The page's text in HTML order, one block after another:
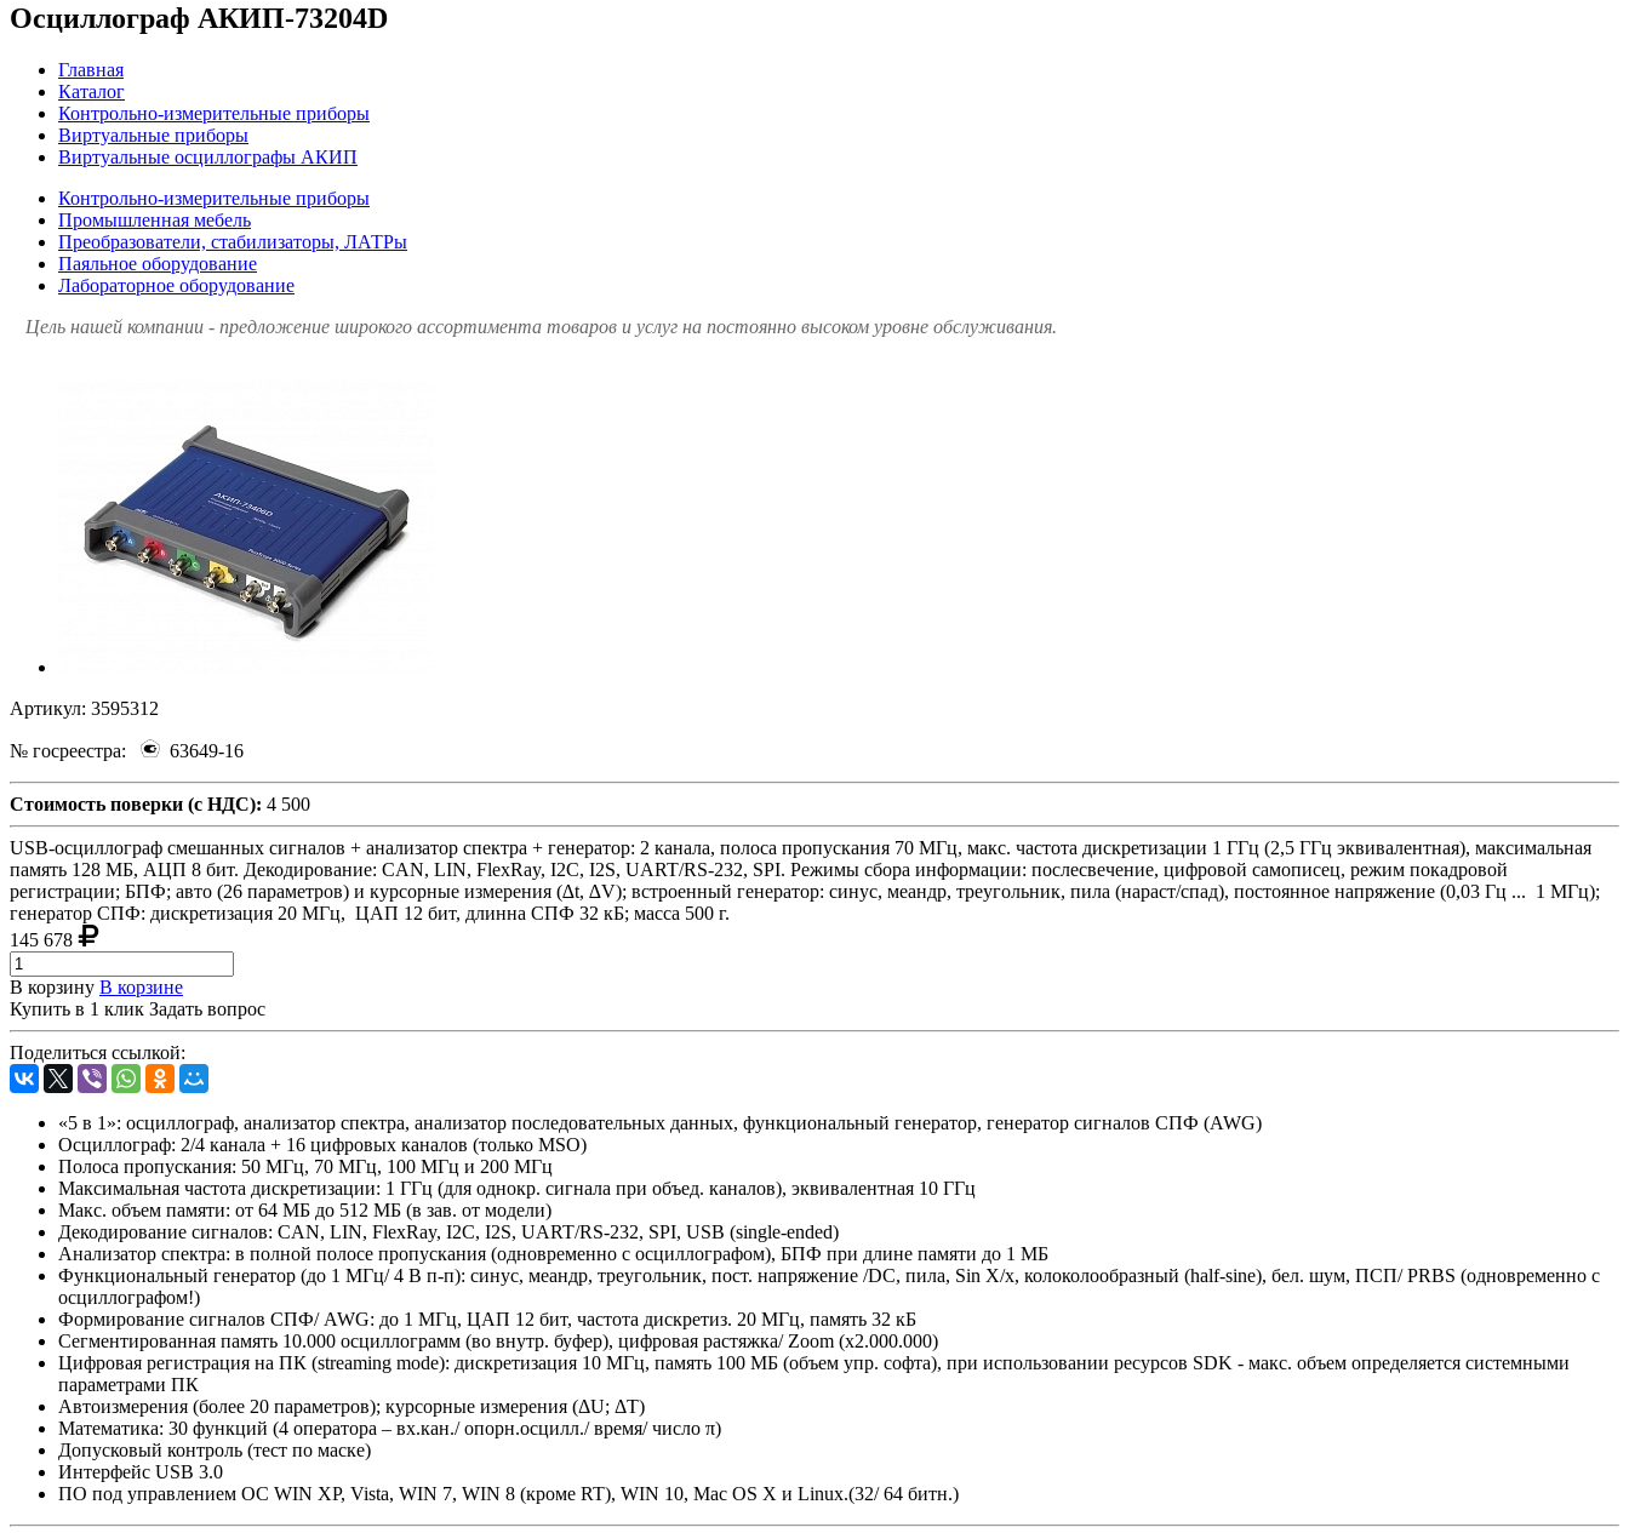
Осциллограф АКИП-73204D
Главная
Каталог
Контрольно-измерительные приборы
Виртуальные приборы
Виртуальные осциллографы АКИП
Контрольно-измерительные приборы
Промышленная мебель
Преобразователи, стабилизаторы, ЛАТРы
Паяльное оборудование
Лабораторное оборудование
Цель нашей компании - предложение широкого ассортимента товаров и услуг на постоянно высоком уровне обслуживания.
Артикул: 3595312
№ госреестра: 63649-16
Стоимость поверки (с НДС): 4 500
USB-осциллограф смешанных сигналов + анализатор спектра + генератор: 2 канала, полоса пропускания 70 МГц, макс. частота дискретизации 1 ГГц (2,5 ГГц эквивалентная), максимальная
память 128 МБ, АЦП 8 бит. Декодирование: CAN, LIN, FlexRay, I2C, I2S, UART/RS-232, SPI. Режимы сбора информации: послесвечение, цифровой самописец, режим покадровой
регистрации; БПФ; авто (26 параметров) и курсорные измерения (∆t, ∆V); встроенный генератор: синус, меандр, треугольник, пила (нараст/спад), постоянное напряжение (0,03 Гц ... 1 МГц);
генератор СПФ: дискретизация 20 МГц, ЦАП 12 бит, длинна СПФ 32 кБ; масса 500 г.
145 678
В корзину В корзине
Купить в 1 клик Задать вопрос
Поделиться ссылкой:
«5 в 1»: осциллограф, анализатор спектра, анализатор последовательных данных, функциональный генератор, генератор сигналов СПФ (AWG)
Осциллограф: 2/4 канала + 16 цифровых каналов (только MSO)
Полоса пропускания: 50 МГц, 70 МГц, 100 МГц и 200 МГц
Максимальная частота дискретизации: 1 ГГц (для однокр. сигнала при объед. каналов), эквивалентная 10 ГГц
Макс. объем памяти: от 64 МБ до 512 МБ (в зав. от модели)
Декодирование сигналов: CAN, LIN, FlexRay, I2C, I2S, UART/RS-232, SPI, USB (single-ended)
Анализатор спектра: в полной полосе пропускания (одновременно с осциллографом), БПФ при длине памяти до 1 МБ
Функциональный генератор (до 1 МГц/ 4 В п-п): синус, меандр, треугольник, пост. напряжение /DC, пила, Sin X/x, колоколообразный (half-sine), бел. шум, ПСП/ PRBS (одновременно с
осциллографом!)
Формирование сигналов СПФ/ AWG: до 1 МГц, ЦАП 12 бит, частота дискретиз. 20 МГц, память 32 кБ
Сегментированная память 10.000 осциллограмм (во внутр. буфер), цифровая растяжка/ Zoom (x2.000.000)
Цифровая регистрация на ПК (streaming mode): дискретизация 10 МГц, память 100 МБ (объем упр. софта), при использовании ресурсов SDK - макс. объем определяется системными
параметрами ПК
Автоизмерения (более 20 параметров); курсорные измерения (ΔU; ΔT)
Математика: 30 функций (4 оператора – вх.кан./ опорн.осцилл./ время/ число π)
Допусковый контроль (тест по маске)
Интерфейс USB 3.0
ПО под управлением ОС WIN XP, Vista, WIN 7, WIN 8 (кроме RT), WIN 10, Mac OS X и Linux.(32/ 64 битн.)